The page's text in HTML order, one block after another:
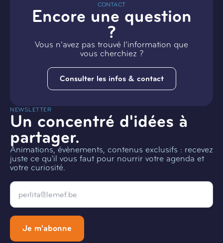
CONTACT
Encore une question
?
Vous n’avez pas trouvé l’information que
vous cherchiez ?
Consulter les infos & contact
NEWSLETTER
Un concentré d'idées à
partager.
Animations, évènements, contenus exclusifs : recevez
juste ce qu'il vous faut pour nourrir votre agenda et
votre curiosité.
Email
Je m'abonne